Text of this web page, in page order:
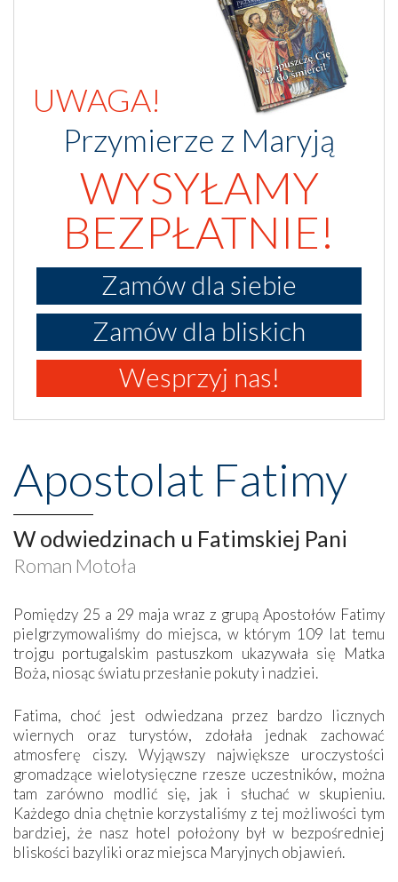
UWAGA!
Przymierze z Maryją
WYSYŁAMY
BEZPŁATNIE!
Zamów dla siebie
Zamów dla bliskich
Wesprzyj nas!
Apostolat Fatimy
W odwiedzinach u Fatimskiej Pani
Roman Motoła
Pomiędzy 25 a 29 maja wraz z grupą Apostołów Fatimy
pielgrzymowaliśmy do miejsca, w którym 109 lat temu
trojgu portugalskim pastuszkom ukazywała się Matka
Boża, niosąc światu przesłanie pokuty i nadziei.
Fatima, choć jest odwiedzana przez bardzo licznych
wiernych oraz turystów, zdołała jednak zachować
atmosferę ciszy. Wyjąwszy największe uroczystości
gromadzące wielotysięczne rzesze uczestników, można
tam zarówno modlić się, jak i słuchać w skupieniu.
Każdego dnia chętnie korzystaliśmy z tej możliwości tym
bardziej, że nasz hotel położony był w bezpośredniej
bliskości bazyliki oraz miejsca Maryjnych objawień.